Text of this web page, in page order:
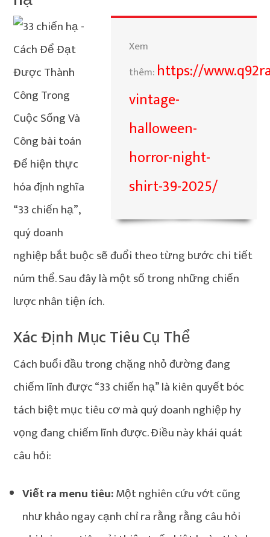
Xem
thêm: https://
vintage-
halloween-
horror-night-
shirt-39-2025/
Để hiện thực
hóa định nghĩa
“33 chiến hạ”,
quý doanh
nghiệp bắt buộc sẽ đuổi theo từng bước chi tiết
núm thể. Sau đây là một số trong những chiến
lược nhân tiện ích.
Xác Định Mục Tiêu Cụ Thể
Cách buổi đầu trong chặng nhỏ đường đang
chiếm lĩnh được “33 chiến hạ” là kiên quyết bóc
tách biệt mục tiêu cơ mà quý doanh nghiệp hy
vọng đang chiếm lĩnh được. Điều này khái quát
câu hỏi:
Viết ra menu tiêu:Một nghiên cứu vớt cũng
như khảo ngay cạnh chỉ ra rằng rằng câu hỏi